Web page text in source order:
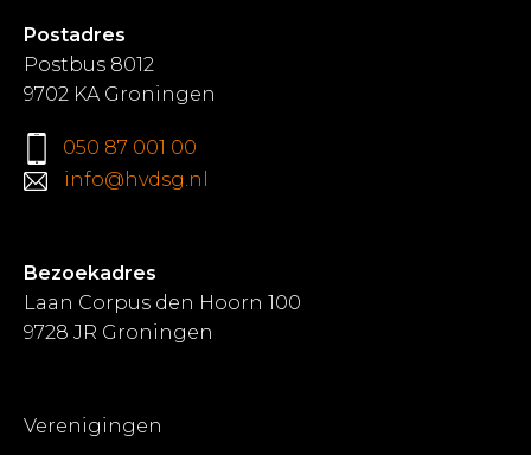
Postadres
Postbus 8012
9702 KA Groningen
050 87 001 00
info@hvdsg.nl
Bezoekadres
Laan Corpus den Hoorn 100
9728 JR Groningen
Verenigingen